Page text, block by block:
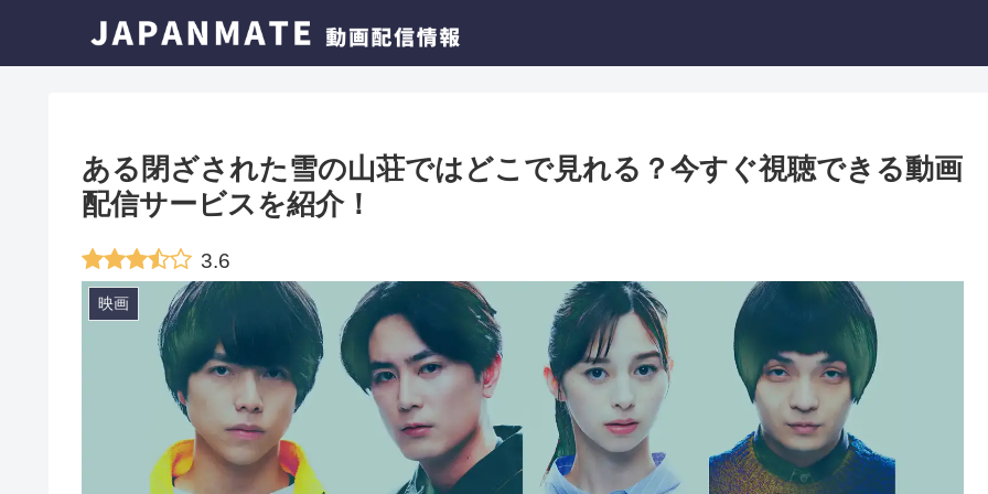
ある閉ざされた雪の山荘ではどこで見れる？今すぐ視聴できる動画
配信サービスを紹介！
3.6
映画